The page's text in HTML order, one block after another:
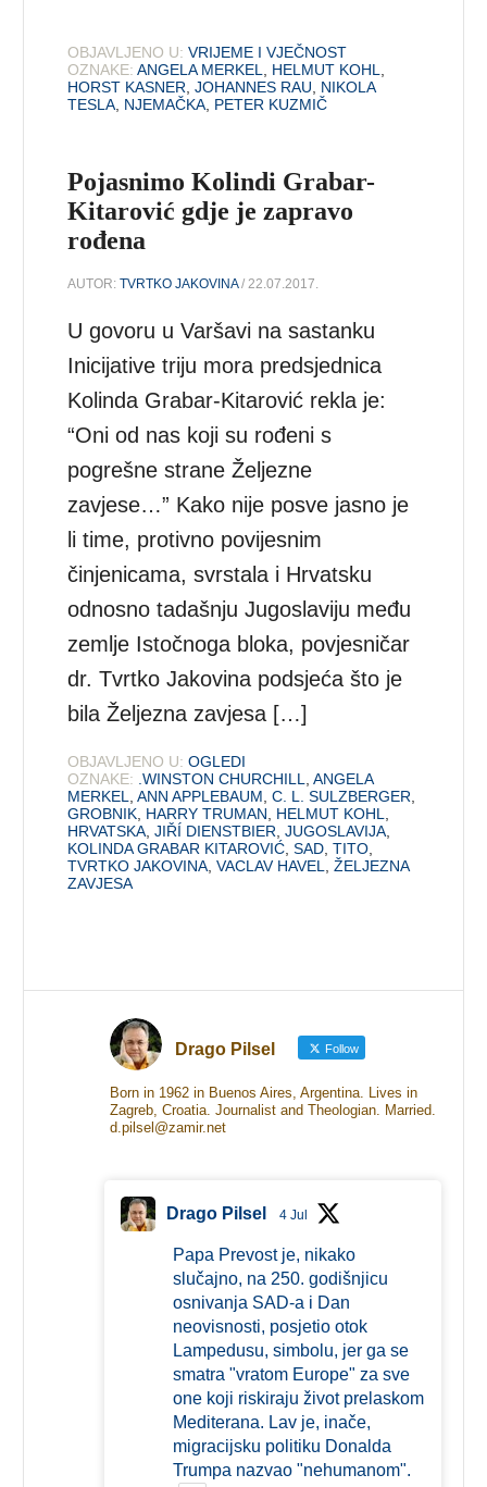
OBJAVLJENO U: VRIJEME I VJEČNOST
OZNAKE: ANGELA MERKEL HELMUT KOHL
HORST KASNER ,JOHANNES RAU
NIKOLA
TESLA NJEMAČKA PETER KUZMIČ
Pojasnimo Kolindi Grabar-
Kitarović gdje je zapravo
rođena
AUTOR:TVRTKO JAKOVINA/ 22.07.2017.
U govoru u Varšavi na sastanku
Inicijative triju mora predsjednica
Kolinda Grabar-Kitarović rekla je:
“Oni od nas koji su rođeni s
pogrešne strane Željezne
zavjese…” Kako nije posve jasno je
li time, protivno povijesnim
činjenicama, svrstala i Hrvatsku
odnosno tadašnju Jugoslaviju među
zemlje Istočnoga bloka, povjesničar
dr. Tvrtko Jakovina podsjeća što je
bila Željezna zavjesa […]
OBJAVLJENO U: OGLEDI
OZNAKE: .WINSTON CHURCHILL,ANGELA
MERKEL,ANN APPLEBAUM,C. L. SULZBERGER,
GROBNIK, HARRY TRUMAN, HELMUT KOHL,
HRVATSKA,JIŘÍ DIENSTBIER,JUGOSLAVIJA,
KOLINDA GRABAR KITAROVIĆ,SAD,TITO,
TVRTKO JAKOVINA,VACLAV HAVEL,ŽELJEZNA
ZAVJESA
Drago Pilsel Follow
Born in 1962 in Buenos Aires, Argentina. Lives in
Zagreb, Croatia. Journalist and Theologian. Married.
d.pilsel@zamir.net
Drago Pilsel 4 Jul
Papa Prevost je, nikako
slučajno, na 250. godišnjicu
osnivanja SAD-a i Dan
neovisnosti, posjetio otok
Lampedusu, simbolu, jer ga se
smatra "vratom Europe" za sve
one koji riskiraju život prelaskom
Mediterana. Lav je, inače,
migracijsku politiku Donalda
Trumpa nazvao "nehumanom".